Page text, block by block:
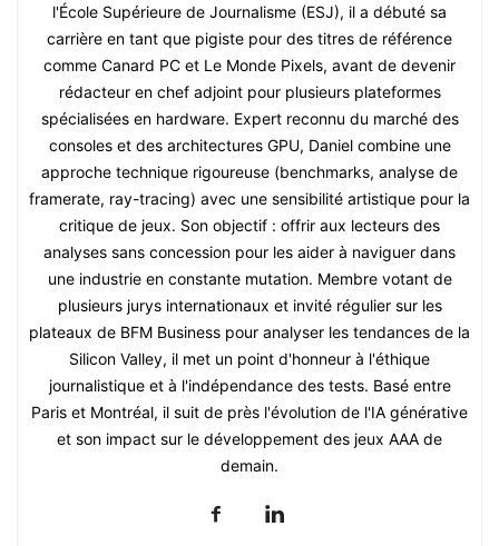
l'École Supérieure de Journalisme (ESJ), il a débuté sa
carrière en tant que pigiste pour des titres de référence
comme Canard PC et Le Monde Pixels, avant de devenir
rédacteur en chef adjoint pour plusieurs plateformes
spécialisées en hardware. Expert reconnu du marché des
consoles et des architectures GPU, Daniel combine une
approche technique rigoureuse (benchmarks, analyse de
framerate, ray-tracing) avec une sensibilité artistique pour la
critique de jeux. Son objectif : offrir aux lecteurs des
analyses sans concession pour les aider à naviguer dans
une industrie en constante mutation. Membre votant de
plusieurs jurys internationaux et invité régulier sur les
plateaux de BFM Business pour analyser les tendances de la
Silicon Valley, il met un point d'honneur à l'éthique
journalistique et à l'indépendance des tests. Basé entre
Paris et Montréal, il suit de près l'évolution de l'IA générative
et son impact sur le développement des jeux AAA de
demain.